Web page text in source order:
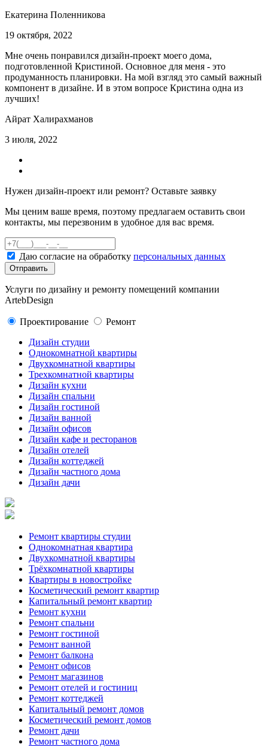
Екатерина Поленникова
19 октября, 2022
Мне очень понравился дизайн-проект моего дома,
подготовленной Кристиной. Основное для меня - это
продуманность планировки. На мой взгляд это самый важный
компонент в дизайне. И в этом вопросе Кристина одна из
лучших!
Айрат Халирахманов
3 июля, 2022
Нужен дизайн-проект или ремонт? Оставьте заявку
Мы ценим ваше время, поэтому предлагаем оставить свои
контакты, мы перезвоним в удобное для вас время.
Даю согласие на обработку персональных данных
Услуги по дизайну и ремонту помещений компании
ArtebDesign
Проектирование
Ремонт
Дизайн студии
Однокомнатной квартиры
Двухкомнатной квартиры
Трехкомнатной квартиры
Дизайн кухни
Дизайн спальни
Дизайн гостиной
Дизайн ванной
Дизайн офисов
Дизайн кафе и ресторанов
Дизайн отелей
Дизайн коттеджей
Дизайн частного дома
Дизайн дачи
Ремонт квартиры студии
Однокомнатная квартира
Двухкомнатной квартиры
Трёхкомнатной квартиры
Квартиры в новостройке
Косметический ремонт квартир
Капитальный ремонт квартир
Ремонт кухни
Ремонт спальни
Ремонт гостиной
Ремонт ванной
Ремонт балкона
Ремонт офисов
Ремонт магазинов
Ремонт отелей и гостиниц
Ремонт коттеджей
Капитальный ремонт домов
Косметический ремонт домов
Ремонт дачи
Ремонт частного дома